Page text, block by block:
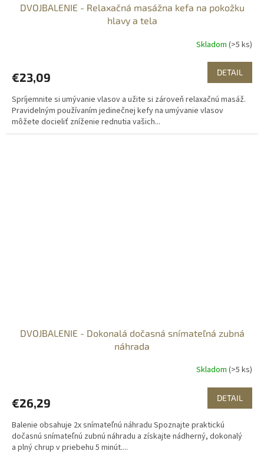
DVOJBALENIE - Relaxačná masážna kefa na pokožku
hlavy a tela
Skladom (>5 ks)
€23,09 DETAIL
Spríjemnite si umývanie vlasov a užite si zároveň relaxačnú masáž.
Pravidelným používaním jedinečnej kefy na umývanie vlasov
môžete docieliť zníženie rednutia vašich...
DVOJBALENIE - Dokonalá dočasná snímateľná zubná
náhrada
Skladom (>5 ks)
€26,29 DETAIL
Balenie obsahuje 2x snímateľnú náhradu Spoznajte praktickú
dočasnú snímateľnú zubnú náhradu a získajte nádherný, dokonalý
a plný chrup v priebehu 5 minút....